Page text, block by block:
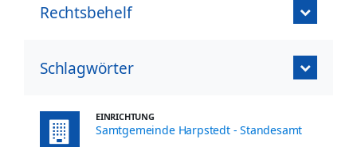
Rechtsbehelf
Schlagwörter
EINRICHTUNG
Samtgemeinde Harpstedt - Standesamt